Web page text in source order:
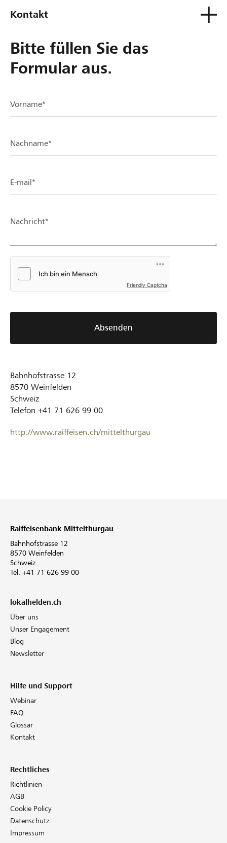
Kontakt
Bitte füllen Sie das
Formular aus.
Vorname*
Nachname*
E-mail*
Nachricht*
Friendly Captcha
Absenden
Bahnhofstrasse 12
8570 Weinfelden
Schweiz
Telefon +41 71 626 99 00
http://www.raiffeisen.ch/mittelthurgau
Raiffeisenbank Mittelthurgau
Bahnhofstrasse 12
8570 Weinfelden
Schweiz
Tel. +41 71 626 99 00
lokalhelden.ch
Über uns
Unser Engagement
Blog
Newsletter
Hilfe und Support
Webinar
FAQ
Glossar
Kontakt
Rechtliches
Richtlinien
AGB
Cookie Policy
Datenschutz
Impressum